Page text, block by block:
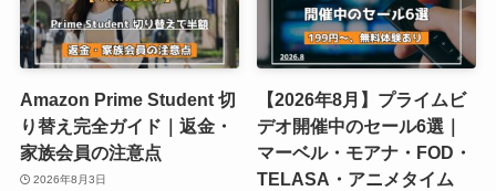
Amazon Prime Student 切
り替え完全ガイド｜返金・
家族会員の注意点
2026年8月3日
【2026年8月】プライムビ
デオ開催中のセール6選｜
マーベル・モアナ・FOD・
TELASA・アニメタイム